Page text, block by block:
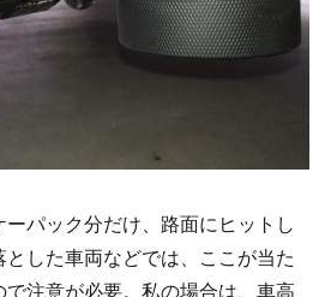
ーパック分だけ、路面にヒットし
した車両などでは、ここが当た
で注意が必要。私の場合は、車高